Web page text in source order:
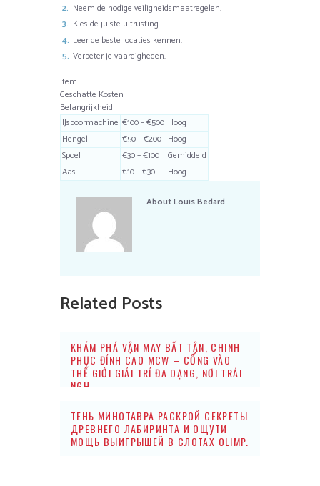
Neem de nodige veiligheidsmaatregelen.
Kies de juiste uitrusting.
Leer de beste locaties kennen.
Verbeter je vaardigheden.
Item
Geschatte Kosten
Belangrijkheid
IJsboormachine €100 – €500 Hoog
Hengel
€50 – €200 Hoog
Spoel
€30 – €100
Gemiddeld
Aas
€10 – €30 Hoog
AboutLouis Bedard
Related Posts
KHÁM PHÁ VẬN MAY BẤT TẬN, CHINH
PHỤC ĐỈNH CAO MCW – CỔNG VÀO
THẾ GIỚI GIẢI TRÍ ĐA DẠNG, NƠI TRẢI
NGH
ТЕНЬ МИНОТАВРА РАСКРОЙ СЕКРЕТЫ
ДРЕВНЕГО ЛАБИРИНТА И ОЩУТИ
МОЩЬ ВЫИГРЫШЕЙ В СЛОТАХ OLIMP.